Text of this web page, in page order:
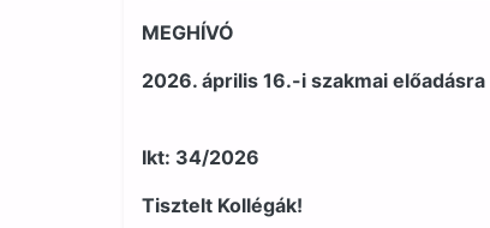
MEGHÍVÓ
2026. április 16.-i szakmai előadásra
Ikt: 34/2026
Tisztelt Kollégák!